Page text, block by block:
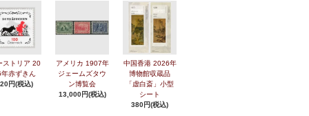
ストリア 20
赤ずきん
円(税込)
アメリカ 1907年
ジェームズタウ
ン博覧会
13,000円(税込)
中国香港 2026年
博物館収蔵品
「虚白斎」小型
シート
380円(税込)